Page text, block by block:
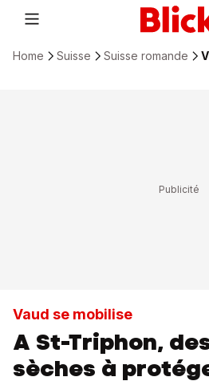
Home Suisse Suisse romande
Vaud se mobilise
A St-Triphon,
sèches à